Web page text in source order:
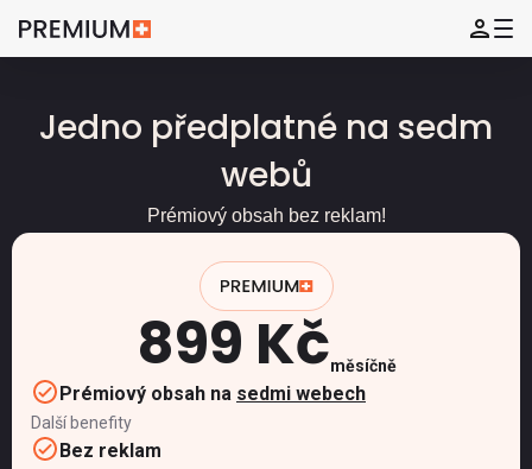
Jedno předplatné na sedm
webů
Prémiový obsah bez reklam!
899 Kčměsíčně
Prémiový obsah na sedmi webech
Další benefity
Bez reklam